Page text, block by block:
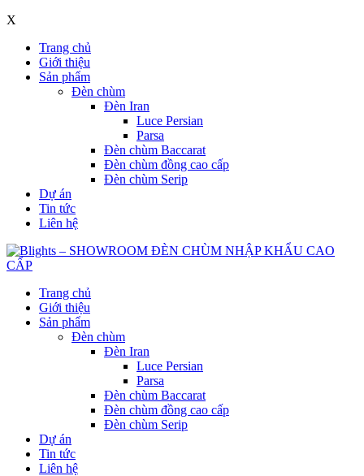
X
Trang chủ
Giới thiệu
Sản phẩm
Đèn chùm
Đèn Iran
Luce Persian
Parsa
Đèn chùm Baccarat
Đèn chùm đồng cao cấp
Đèn chùm Serip
Dự án
Tin tức
Liên hệ
Trang chủ
Giới thiệu
Sản phẩm
Đèn chùm
Đèn Iran
Luce Persian
Parsa
Đèn chùm Baccarat
Đèn chùm đồng cao cấp
Đèn chùm Serip
Dự án
Tin tức
Liên hệ